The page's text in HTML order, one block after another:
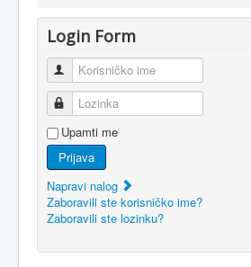
Login Form
Korisničko ime
Lozinka
Upamti me
Prijava
Napravi nalog
Zaboravili ste korisničko ime?
Zaboravili ste lozinku?